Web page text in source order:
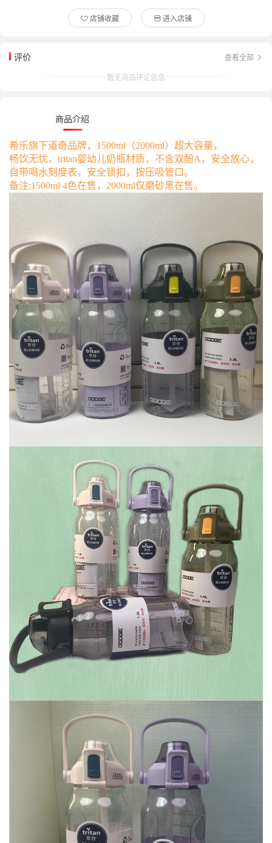
店铺收藏 进入店铺
评价
查看全部
暂无商品评论信息
商品介绍
希乐旗下道奇品牌，1500ml（2000ml）超大容量，
畅饮无忧，tritan婴幼儿奶瓶材质，不含双酚A，安全放心，
自带喝水刻度表，安全锁扣，按压吸管口。
备注;1500ml 4色在售，2000ml仅磨砂黑在售。